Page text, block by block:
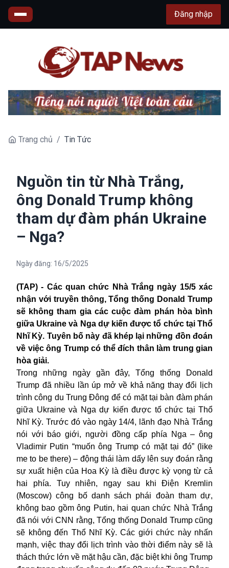
Đăng nhập
Trang chủ / Tin Tức
Nguồn tin từ Nhà Trắng,
ông Donald Trump không
tham dự đàm phán Ukraine
– Nga?
Ngày đăng: 16/5/2025
(TAP) - Các quan chức Nhà Trắng ngày 15/5 xác
nhận với truyền thông, Tổng thống Donald Trump
sẽ không tham gia các cuộc đàm phán hòa bình
giữa Ukraine và Nga dự kiến được tổ chức tại Thổ
Nhĩ Kỳ. Tuyên bố này đã khép lại những đồn đoán
về việc ông Trump có thể đích thân làm trung gian
hòa giải.
Trong những ngày gần đây, Tổng thống Donald
Trump đã nhiều lần úp mở về khả năng thay đổi lịch
trình công du Trung Đông để có mặt tại bàn đàm phán
giữa Ukraine và Nga dự kiến được tổ chức tại Thổ
Nhĩ Kỳ. Trước đó vào ngày 14/4, lãnh đạo Nhà Trắng
nói với báo giới, người đồng cấp phía Nga – ông
Vladimir Putin “muốn ông Trump có mặt tại đó” (like
me to be there) – động thái làm dấy lên suy đoán rằng
sự xuất hiện của Hoa Kỳ là điều được kỳ vọng từ cả
hai phía. Tuy nhiên, ngay sau khi Điện Kremlin
(Moscow) công bố danh sách phái đoàn tham dự,
không bao gồm ông Putin, hai quan chức Nhà Trắng
đã nói với CNN rằng, Tổng thống Donald Trump cũng
sẽ không đến Thổ Nhĩ Kỳ. Các giới chức này nhấn
mạnh, việc thay đổi lịch trình vào thời điểm này sẽ là
thách thức lớn về mặt hậu cần, đặc biệt khi ông Trump